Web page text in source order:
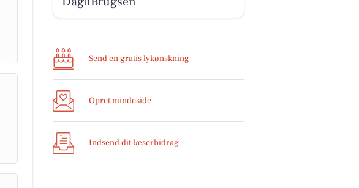
Send en gratis lykønskning
Opret mindeside
Indsend dit læserbidrag